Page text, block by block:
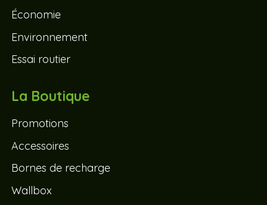
Économie
Environnement
Essai routier
La Boutique
Promotions
Accessoires
Bornes de recharge
Wallbox